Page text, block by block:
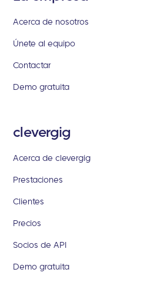
Acerca de nosotros
Únete al equipo
Contactar
Demo gratuita
clevergig
Acerca de clevergig
Prestaciones
Clientes
Precios
Socios de API
Demo gratuita